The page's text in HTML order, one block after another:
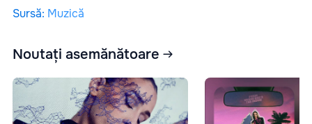
Sursă: Muzică
Noutați asemănătoare